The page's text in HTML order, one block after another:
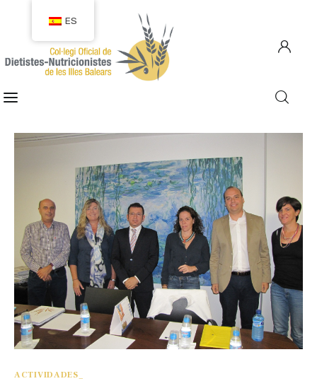
COLEGIADOS
EMPLEO
CIUDADANÍA
RECURSOS
TRANSPARENCIA
ACTIVIDADES_
ES